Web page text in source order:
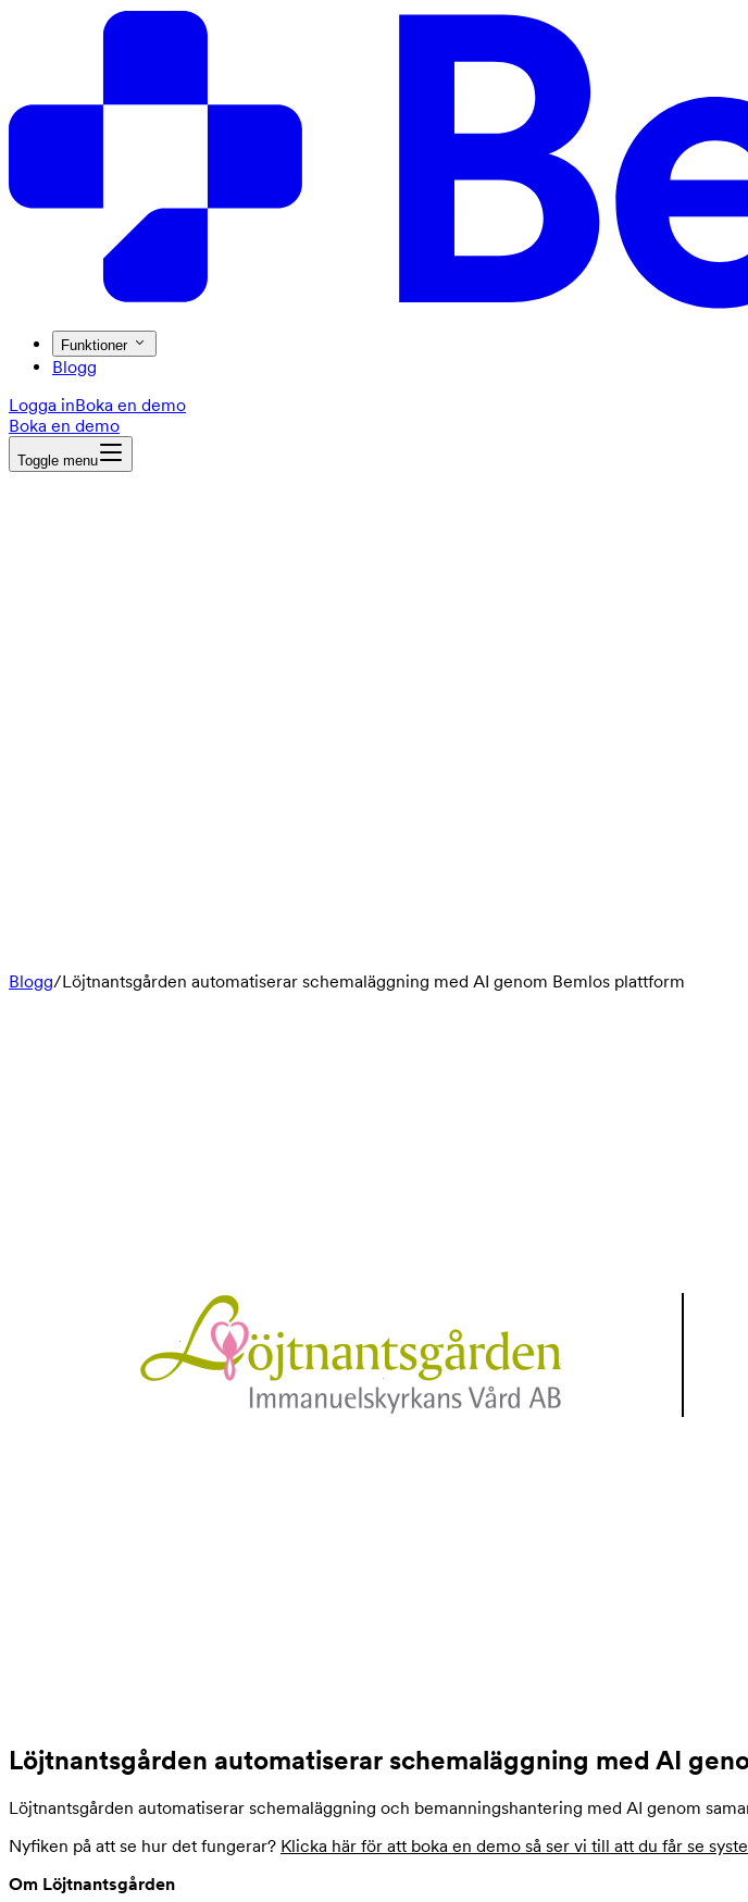
Funktioner
Blogg
Logga inBoka en demo
Boka en demo
Toggle menu
Blogg/Löjtnantsgården automatiserar schemaläggning med AI genom Bemlos plattform
Löjtnantsgården automatiserar schemaläggning med AI
Löjtnantsgården automatiserar schemaläggning och bemanningshantering med AI genom
Nyfiken på att se hur det fungerar? Klicka här för att boka en demo så ser vi till att du får se
Om Löjtnantsgården